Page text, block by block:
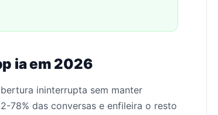
ia em 2026
ininterrupta sem manter
78% das conversas e enfileira o resto